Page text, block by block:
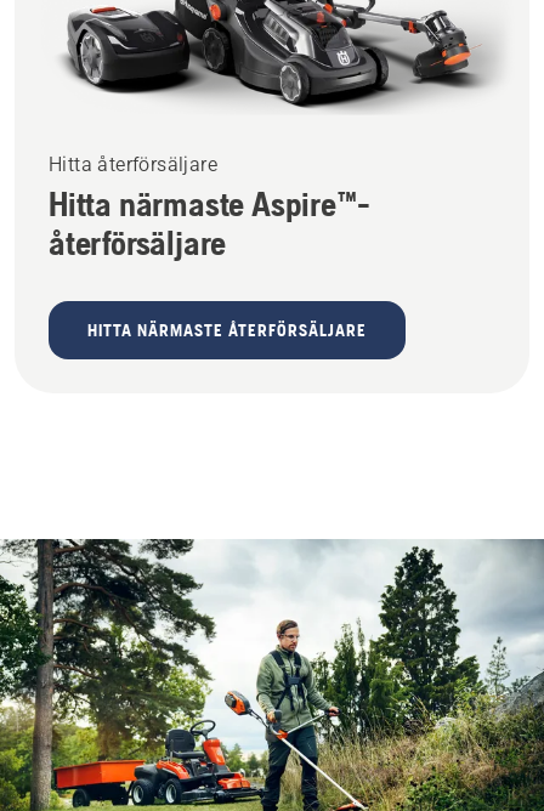
Hitta återförsäljare
Hitta närmaste Aspire™-
återförsäljare
HITTA NÄRMASTE ÅTERFÖRSÄLJARE